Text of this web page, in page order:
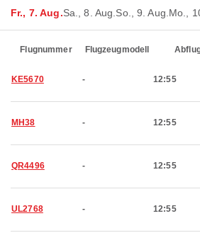
Fr., 7. Aug.Sa., 8. Aug. So., 9. Aug. Mo.,
Flugnummer Flugzeugmodell
KE5670 - 12:55
MH38 - 12:55
QR4496 - 12:55
UL2768 - 12:55